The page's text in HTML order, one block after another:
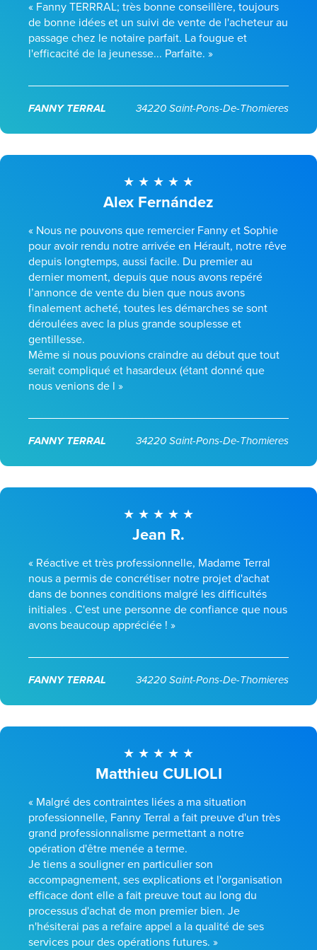
« Fanny TERRRAL; très bonne conseillère, toujours
de bonne idées et un suivi de vente de l'acheteur au
passage chez le notaire parfait. La fougue et
l'efficacité de la jeunesse... Parfaite. »
FANNY TERRAL 34220 Saint-Pons-De-Thomieres
Alex Fernández
« Nous ne pouvons que remercier Fanny et Sophie
pour avoir rendu notre arrivée en Hérault, notre rêve
depuis longtemps, aussi facile. Du premier au
dernier moment, depuis que nous avons repéré
l’annonce de vente du bien que nous avons
finalement acheté, toutes les démarches se sont
déroulées avec la plus grande souplesse et
gentillesse.
Même si nous pouvions craindre au début que tout
serait compliqué et hasardeux (étant donné que
nous venions de l »
FANNY TERRAL 34220 Saint-Pons-De-Thomieres
Jean R.
« Réactive et très professionnelle, Madame Terral
nous a permis de concrétiser notre projet d'achat
dans de bonnes conditions malgré les difficultés
initiales . C'est une personne de confiance que nous
avons beaucoup appréciée ! »
FANNY TERRAL 34220 Saint-Pons-De-Thomieres
Matthieu CULIOLI
« Malgré des contraintes liées a ma situation
professionnelle, Fanny Terral a fait preuve d'un très
grand professionnalisme permettant a notre
opération d'être menée a terme.
Je tiens a souligner en particulier son
accompagnement, ses explications et l'organisation
efficace dont elle a fait preuve tout au long du
processus d'achat de mon premier bien. Je
n'hésiterai pas a refaire appel a la qualité de ses
services pour des opérations futures. »